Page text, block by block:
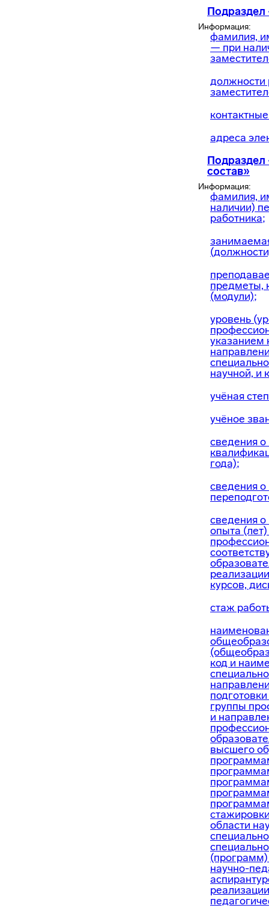
Подраздел
Информация:
фамилия,
— при
должности
адреса
Подраздел
состав»
Информация:
фамилия,
наличии)
работника;
предметы,
(модули);
уровень
указанием
научной, и
учёная
учёное
сведения
года);
сведения
сведения
опыта
курсов,
стаж
код и
группы
и
высшего
области
(программ)
научно-